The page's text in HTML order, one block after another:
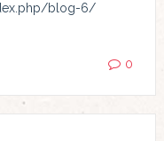
blog-6/
0